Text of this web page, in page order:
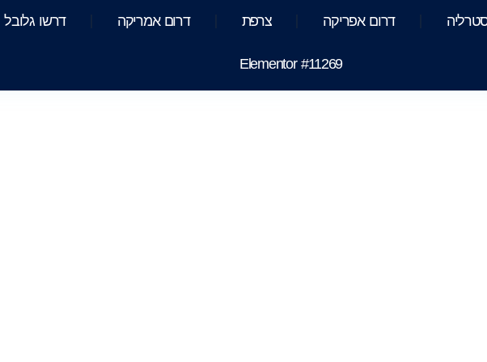
דרום אפריקה צרפת דרום אמריקה דרשו גלובל
Elementor #11269